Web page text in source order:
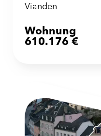
Vianden
Wohnung
610.176 €